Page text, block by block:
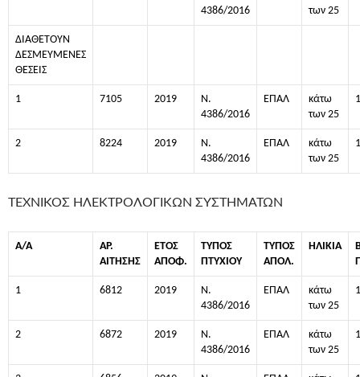
4386/2016
των 25
ΔΙΑΘΕΤΟΥΝ
ΔΕΣΜΕΥΜΕΝΕΣ
ΘΕΣΕΙΣ
1 7105 2019
Ν.
4386/2016
ΕΠΑΛ
κάτω
των 25
2 8224 2019
Ν.
4386/2016
ΕΠΑΛ
κάτω
των 25
ΤΕΧΝΙΚΟΣ ΗΛΕΚΤΡΟΛΟΓΙΚΩΝ ΣΥΣΤΗΜΑΤΩΝ
Α/Α
ΑΡ.
ΑΙΤΗΣΗΣ
ΕΤΟΣ
ΑΠΟΦ.
ΤΥΠΟΣ
ΠΤΥΧΙΟΥ
ΤΥΠΟΣ
ΑΠΟΛ.
ΗΛΙΚΙΑ
1 6812 2019
Ν.
4386/2016
ΕΠΑΛ
κάτω
των 25
2 6872 2019
Ν.
4386/2016
ΕΠΑΛ
κάτω
των 25